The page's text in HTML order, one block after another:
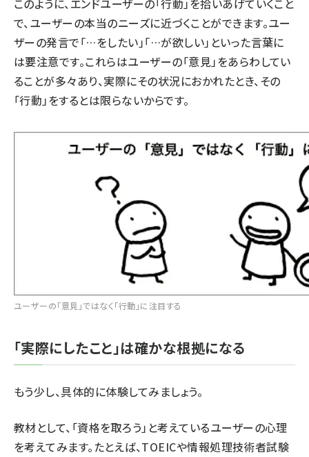
このように、エンドユーザーの「行動」を拾いあげていくこと
で、ユーザーの本当のニーズに近づくことができます。ユー
ザーの発言で「…をしたい」「…が欲しい」といった言葉に
は要注意です。これらはユーザーの「意見」をあらわしてい
ることが多々あり、実際にその状況におかれたとき、その
「行動」をするとは限らないからです。
ユーザーの「意見」ではなく「行動」に注目する
「実際にしたこと」は確かな根拠になる
もう少し、具体的に体験してみましょう。
教材として、「資格を取ろう」と考えているユーザーの心理
を考えてみます。たとえば、TOEICや情報処理技術者試験